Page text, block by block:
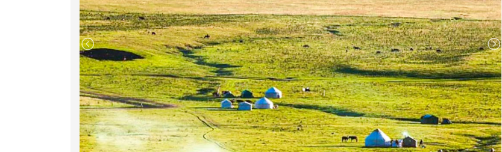
Đoàn ăn tối và nhận phòng khách sạn nghỉ ngơi.